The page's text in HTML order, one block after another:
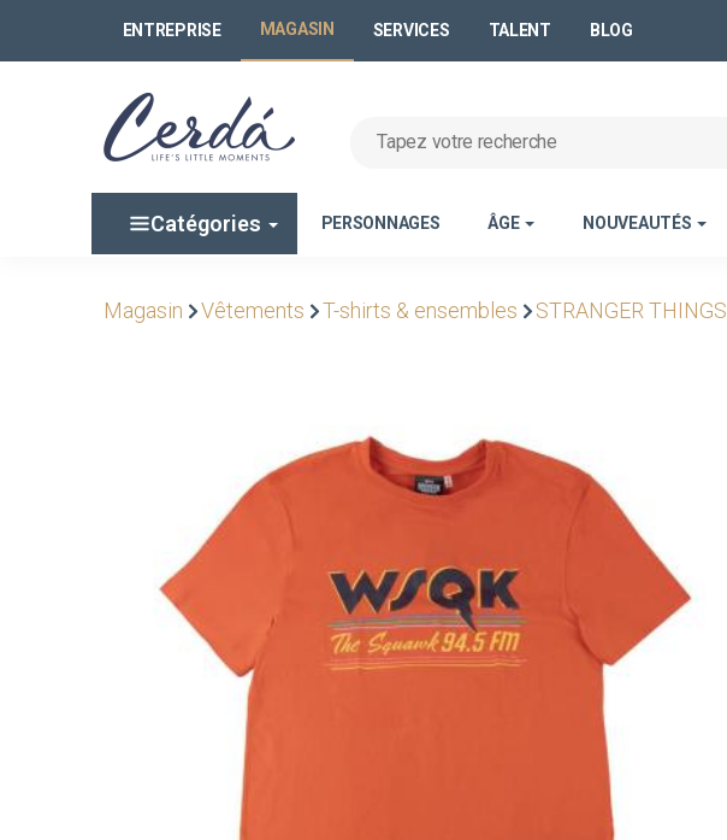
ENTREPRISE MAGASIN SERVICES TALENT BLOG
Catégories PERSONNAGES ÂGE NOUVEAUTÉS
Magasin Vêtements T-shirts & ensembles STRANGER THINGS